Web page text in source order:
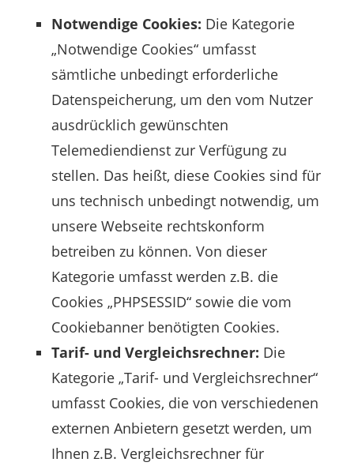
Notwendige Cookies: Die Kategorie
„Notwendige Cookies“ umfasst
sämtliche unbedingt erforderliche
Datenspeicherung, um den vom Nutzer
ausdrücklich gewünschten
Telemediendienst zur Verfügung zu
stellen. Das heißt, diese Cookies sind für
uns technisch unbedingt notwendig, um
unsere Webseite rechtskonform
betreiben zu können. Von dieser
Kategorie umfasst werden z.B. die
Cookies „PHPSESSID“ sowie die vom
Cookiebanner benötigten Cookies.
Tarif- und Vergleichsrechner: Die
Kategorie „Tarif- und Vergleichsrechner“
umfasst Cookies, die von verschiedenen
externen Anbietern gesetzt werden, um
Ihnen z.B. Vergleichsrechner für